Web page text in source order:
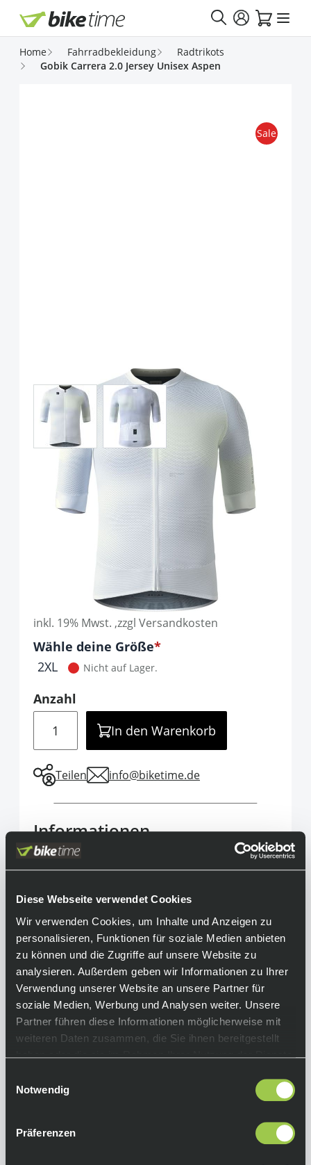
Diese Webseite verwendet Cookies
Wir verwenden Cookies, um Inhalte und Anzeigen zu
personalisieren, Funktionen für soziale Medien anbieten
zu können und die Zugriffe auf unsere Website zu
analysieren. Außerdem geben wir Informationen zu Ihrer
Verwendung unserer Website an unsere Partner für
soziale Medien, Werbung und Analysen weiter. Unsere
Partner führen diese Informationen möglicherweise mit
weiteren Daten zusammen, die Sie ihnen bereitgestellt
haben oder die sie im Rahmen Ihrer Nutzung der Dienste
Notwendig
Präferenzen
Direkt zum Inhalt
Home Fahrradbekleidung
Radtrikots
Gobik Carrera 2.0 Jersey Unisex Aspen
Gobik Carrera 2.0 Jersey
Unisex Aspen
P116161
95,00 €
69,90 €
inkl. 19% Mwst. ,zzgl Versandkosten
Optionen
Wähle deine Größe
It is required to select one of the available
2XL Nicht auf Lager.
Anzahl
In den Warenkorb
Teilen info@biketime.de
Sale
View larger imageView larger image
Informationen
Das Gobik Carrera 2.0 vereint hohe
Atmungsaktivität in einem Radtrikot. Damit
Bedingungen super komfortabel unterwegs.
Das aus Mesh-Gewebe gefertigte Jersey leitet
Schweiß perfekt ab. Aufgrund des schlanken
Designs fühlt sich das Carrera wie eine zweite
Haut an und kommt mit extra langen Ärmeln
und strukturiertem Gewebe.
Equipment
• trockener Tragekomfort
• perfekte Passform